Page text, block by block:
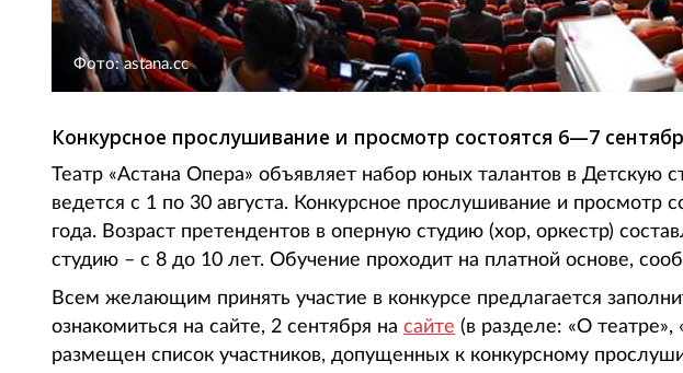
Фото: astana.cc
Конкурсное прослушивание и просмотр состоятся 6—7
Театр «Астана Опера» объявляет набор юных талантов в Детскую
ведется с 1 по 30 августа. Конкурсное прослушивание и просмотр
года. Возраст претендентов в оперную студию (хор, оркестр)
студию – с 8 до 10 лет. Обучение проходит на платной основе,
Всем желающим принять участие в конкурсе предлагается
ознакомиться на сайте, 2 сентября на сайте (в разделе: «О театре»,
размещен список участников, допущенных к конкурсному